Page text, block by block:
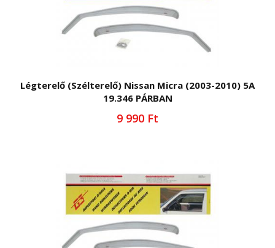
Légterelő (Szélterelő) Nissan Micra (2003-2010) 5A
19.346 PÁRBAN
9 990 Ft